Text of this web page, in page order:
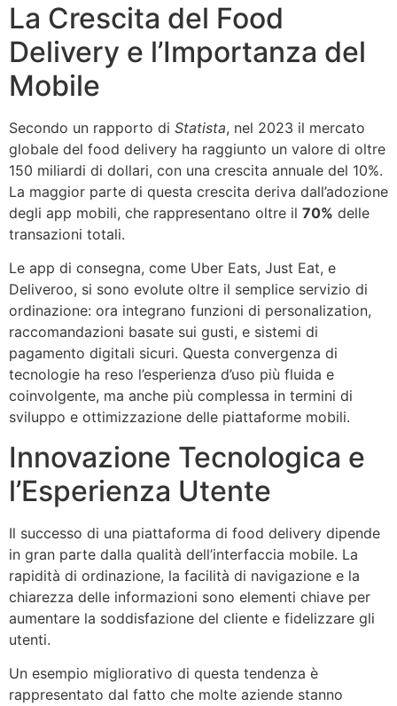
La Crescita del Food
Delivery e l’Importanza del
Mobile
Secondo un rapporto di Statista, nel 2023 il mercato
globale del food delivery ha raggiunto un valore di oltre
150 miliardi di dollari, con una crescita annuale del 10%.
La maggior parte di questa crescita deriva dall’adozione
degli app mobili, che rappresentano oltre il 70% delle
transazioni totali.
Le app di consegna, come Uber Eats, Just Eat, e
Deliveroo, si sono evolute oltre il semplice servizio di
ordinazione: ora integrano funzioni di personalization,
raccomandazioni basate sui gusti, e sistemi di
pagamento digitali sicuri. Questa convergenza di
tecnologie ha reso l’esperienza d’uso più fluida e
coinvolgente, ma anche più complessa in termini di
sviluppo e ottimizzazione delle piattaforme mobili.
Innovazione Tecnologica e
l’Esperienza Utente
Il successo di una piattaforma di food delivery dipende
in gran parte dalla qualità dell’interfaccia mobile. La
rapidità di ordinazione, la facilità di navigazione e la
chiarezza delle informazioni sono elementi chiave per
aumentare la soddisfazione del cliente e fidelizzare gli
utenti.
Un esempio migliorativo di questa tendenza è
rappresentato dal fatto che molte aziende stanno